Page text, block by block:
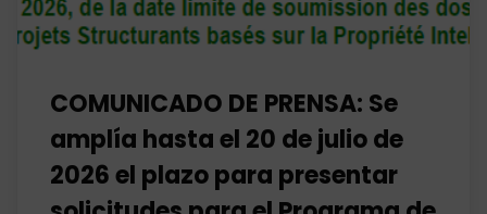
COMUNICADO DE PRENSA: Se
amplía hasta el 20 de julio de
2026 el plazo para presentar